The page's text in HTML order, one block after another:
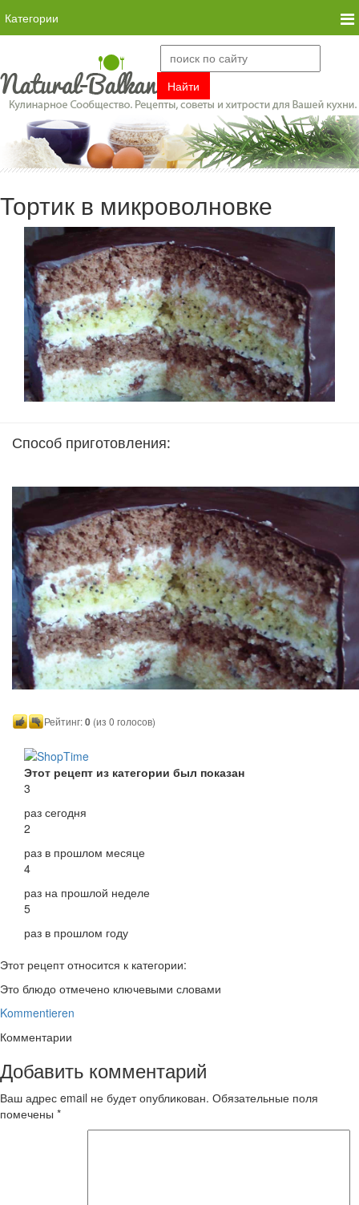
Категории
Тортик в микроволновке
Способ приготовления:
Рейтинг:0 (из 0 голосов)
Этот рецепт из категории был показан
3
раз сегодня
2
раз в прошлом месяце
4
раз на прошлой неделе
5
раз в прошлом году
Этот рецепт относится к категории:
Это блюдо отмечено ключевыми словами
Kommentieren
Комментарии
Добавить комментарий
Ваш адрес email не будет опубликован. Обязательные поля
помечены *